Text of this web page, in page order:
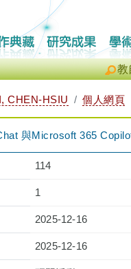
教
CHEN-HSIU 個人網頁
與Microsoft 365
114
1
2025-12-16
2025-12-16